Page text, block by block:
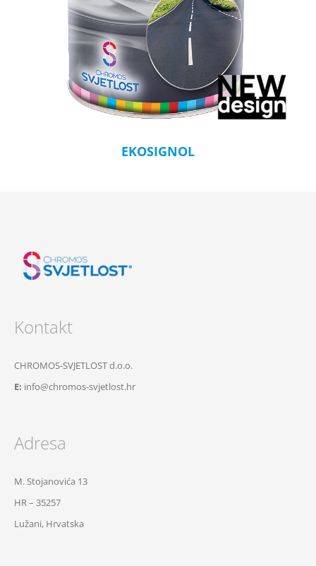
EKOSIGNOL
Kontakt
CHROMOS-SVJETLOST d.o.o.
E: info@chromos-svjetlost.hr
Adresa
M. Stojanovića 13
HR – 35257
Lužani, Hrvatska